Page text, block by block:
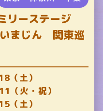
リーステージ
まじん 関東巡
（土）
（火・祝）
（土）